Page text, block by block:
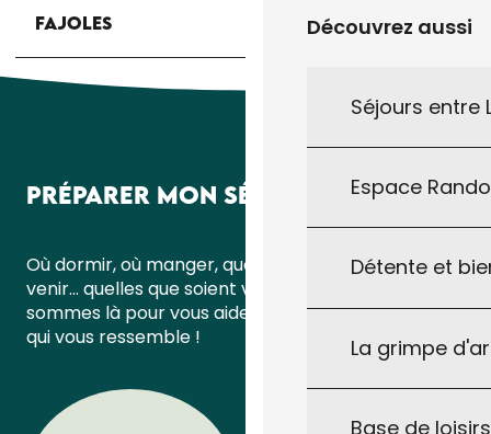
Découvrez aussi
Séjours entre
Espace
Détente et
La grimpe
Base de
FAJOLES
PRÉPARER MON SÉJOUR
Où dormir, où manger, quoi faire ou comment
venir… quelles que soient vos questions, nous
sommes là pour vous aider à organiser un séjour
qui vous ressemble !